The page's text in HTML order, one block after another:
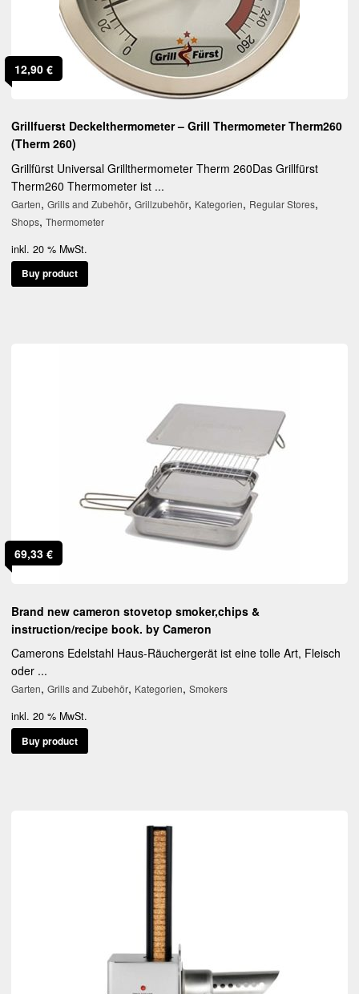
12,90 €
Grillfuerst Deckelthermometer – Grill Thermometer Therm260
(Therm 260)
Grillfürst Universal Grillthermometer Therm 260Das Grillfürst
Therm260 Thermometer ist ...
Garten, Grills and Zubehör, Grillzubehör, Kategorien, Regular Stores,
Shops, Thermometer
inkl. 20 % MwSt.
Buy product
69,33 €
Brand new cameron stovetop smoker,chips &
instruction/recipe book. by Cameron
Camerons Edelstahl Haus-Räuchergerät ist eine tolle Art, Fleisch
oder ...
Garten, Grills and Zubehör, Kategorien, Smokers
inkl. 20 % MwSt.
Buy product